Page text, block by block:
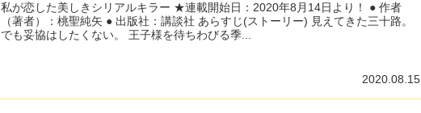
私が恋した美しきシリアルキラー ★連載開始日：2020年8月14日より！ ● 作者
（著者）：桃聖純矢 ● 出版社：講談社 あらすじ(ストーリー) 見えてきた三十路。
でも妥協はしたくない。 王子様を待ちわびる季...
2020.08.15